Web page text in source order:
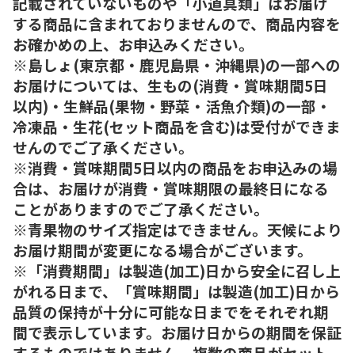
する商品に含まれておりませんので、商品内容を
お確かめの上、お申込みください。
※島しょ(東京都・鹿児島県・沖縄県)の一部への
お届けについては、生もの(消費・賞味期間5日
以内)・生鮮品(果物・野菜・活魚介類)の一部・
冷凍品・生花(セット商品を含む)は受付ができま
せんのでご了承ください。
※消費・賞味期間5日以内の商品をお申込みの場
合は、お届けが消費・賞味期限の最終日になる
ことがありますのでご了承ください。
※青果物のサイズ指定はできません。天候により
お届け期間が変更になる場合がございます。
※「消費期間」は製造(加工)日から安全に召し上
がれる日まで、「賞味期間」は製造(加工)日から
品質の保持が十分に可能な日までをそれぞれ期
間で表示しています。お届け日からの期間を保証